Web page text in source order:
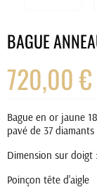
BAGUE
720,00 €
Bague en or jaune
pavé de 37
Dimension sur doigt
Poinçon tête d'aigle